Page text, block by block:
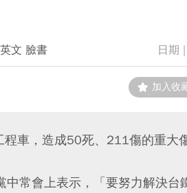
文 臉書
加入收
車，造成50死、211傷的重大傷
常會上表示，「要努力解決台